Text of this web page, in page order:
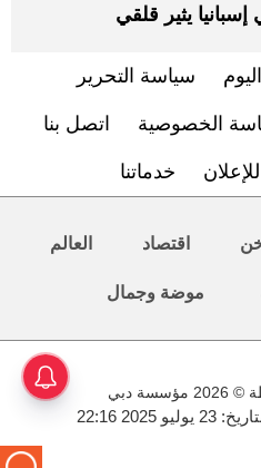
يثير قلقي
سياسة التحرير
الخصوصية اتصل بنا
للإعلان خدماتنا
اقتصاد العالم
موضة وجمال
دبي
22:16